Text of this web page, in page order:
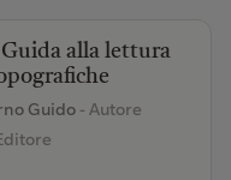
alla lettura
Guido - Autore